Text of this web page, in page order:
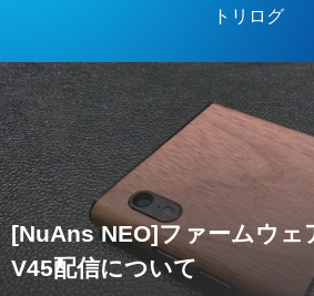
トリログ
[NuAns NEO]ファームウェ
V45配信について